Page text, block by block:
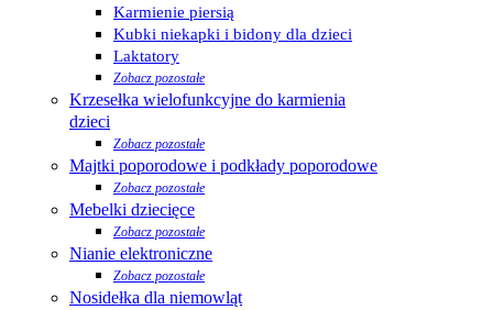
Karmienie piersią
Kubki niekapki i bidony dla dzieci
Laktatory
Zobacz pozostałe
Krzesełka wielofunkcyjne do karmienia
dzieci
Zobacz pozostałe
Majtki poporodowe i podkłady poporodowe
Zobacz pozostałe
Mebelki dziecięce
Zobacz pozostałe
Nianie elektroniczne
Zobacz pozostałe
Nosidełka dla niemowląt